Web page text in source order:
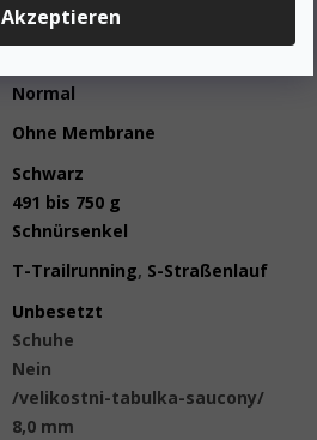
Akzeptieren
Frauen
Niedrig
Normal
Ohne Membrane
Schwarz
491 bis 750 g
Schnürsenkel
T-Trailrunning, S-Straßenlauf
Unbesetzt
Schuhe
Nein
/velikostni-tabulka-saucony/
8,0 mm